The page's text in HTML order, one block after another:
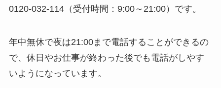
0120-032-114（受付時間：9:00～21:00）です。
年中無休で夜は21:00まで電話することができるの
で、休日やお仕事が終わった後でも電話がしやす
いようになっています。